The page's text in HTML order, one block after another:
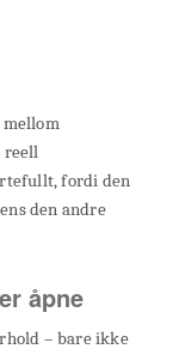
mellom
reell
fordi den
den andre
åpne
– bare ikke